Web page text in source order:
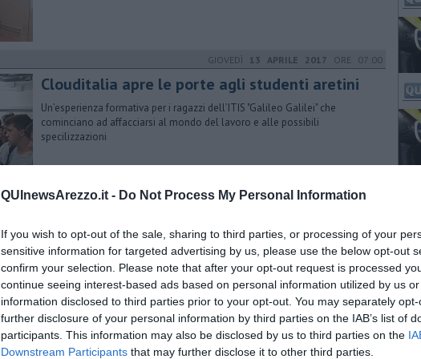
QUInewsArezzo.it - Do Not Process My Personal Information
If you wish to opt-out of the sale, sharing to third parties, or processing of your
sensitive information for targeted advertising by us, please use the below opt-out
confirm your selection. Please note that after your opt-out request is processed
continue seeing interest-based ads based on personal information utilized by us
information disclosed to third parties prior to your opt-out. You may separately
further disclosure of your personal information by third parties on the IAB’s list of
participants. This information may also be disclosed by us to third parties on the
Downstream Participants that may further disclose it to other third parties.
GIOVEDÌ 13 APRILE 2017 ORE 07:00
Clouditalia apre le porte agli studenti aretini
Un’esperienza formativa per i ragazzi dell’ITIS "Galileo Galilei" che
cominciano ad affacciarsi al mondo del lavoro e alle possibili
specilizzazioni
SABATO 08 APRILE 2017 ORE 14:37
concorrenza
L'appuntamento si terrà domenica 9 aprile presso la sede di
Confartigianato in via Tiziano 32 ad Arezzo
VENERDÌ16 SETTEMBRE 2016ORE 16:00
"Il Bardo" 2017 termina la trilogia di calendari